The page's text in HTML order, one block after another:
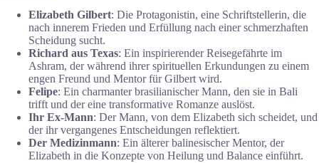
Elizabeth Gilbert: Die Protagonistin, eine Schriftstellerin, die
nach innerem Frieden und Erfüllung nach einer schmerzhaften
Scheidung sucht.
Richard aus Texas: Ein inspirierender Reisegefährte im
Ashram, der während ihrer spirituellen Erkundungen zu einem
engen Freund und Mentor für Gilbert wird.
Felipe: Ein charmanter brasilianischer Mann, den sie in Bali
trifft und der eine transformative Romanze auslöst.
Ihr Ex-Mann: Der Mann, von dem Elizabeth sich scheidet, und
der ihr vergangenes Entscheidungen reflektiert.
Der Medizinmann: Ein älterer balinesischer Mentor, der
Elizabeth in die Konzepte von Heilung und Balance einführt.